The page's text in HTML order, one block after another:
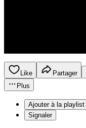
Like Partager
Plus
Ajouter à la playlist
Signaler